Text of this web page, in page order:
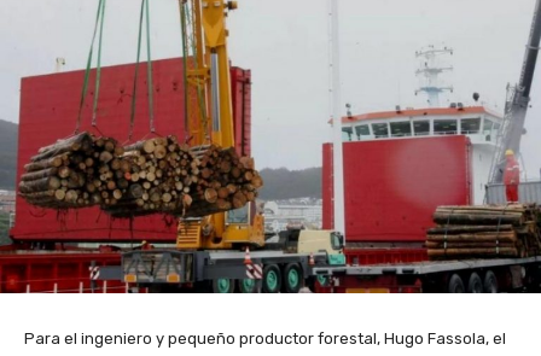
Para el ingeniero y pequeño productor forestal, Hugo Fassola, el